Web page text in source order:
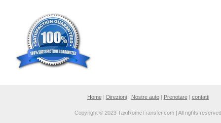
Home| Direzioni| Nostre auto| Prenotare| contatti
Copyright © 2023 TaxiRomeTransfer.com | All rights reserved